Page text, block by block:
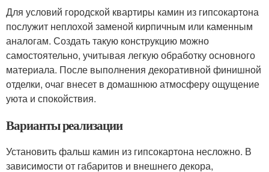
Для условий городской квартиры камин из гипсокартона
послужит неплохой заменой кирпичным или каменным
аналогам. Создать такую конструкцию можно
самостоятельно, учитывая легкую обработку основного
материала. После выполнения декоративной финишной
отделки, очаг внесет в домашнюю атмосферу ощущение
уюта и спокойствия.
Варианты реализации
Установить фальш камин из гипсокартона несложно. В
зависимости от габаритов и внешнего декора,